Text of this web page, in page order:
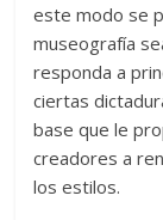
este modo se
museografía
responda a
ciertas
base que le
creadores a
los estilos.